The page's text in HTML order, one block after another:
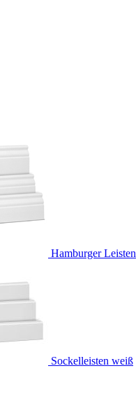
Hamburger Leisten
Sockelleisten weiß